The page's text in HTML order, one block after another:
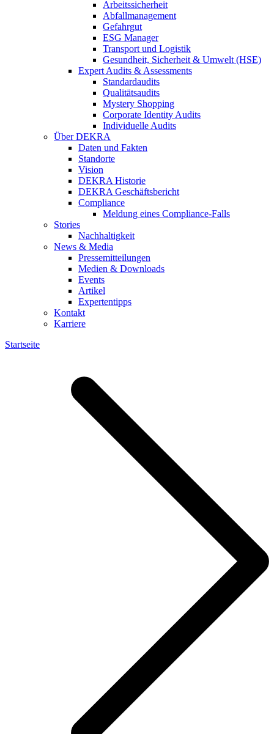
Arbeitssicherheit
Abfallmanagement
Gefahrgut
ESG Manager
Transport und Logistik
Gesundheit, Sicherheit & Umwelt (HSE)
Expert Audits & Assessments
Standardaudits
Qualitätsaudits
Mystery Shopping
Corporate Identity Audits
Individuelle Audits
Über DEKRA
Daten und Fakten
Standorte
Vision
DEKRA Historie
DEKRA Geschäftsbericht
Compliance
Meldung eines Compliance-Falls
Stories
Nachhaltigkeit
News & Media
Pressemitteilungen
Medien & Downloads
Events
Artikel
Expertentipps
Kontakt
Karriere
Startseite